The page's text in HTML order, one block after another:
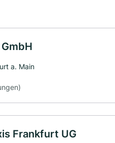
a. Main
Frankfurt UG